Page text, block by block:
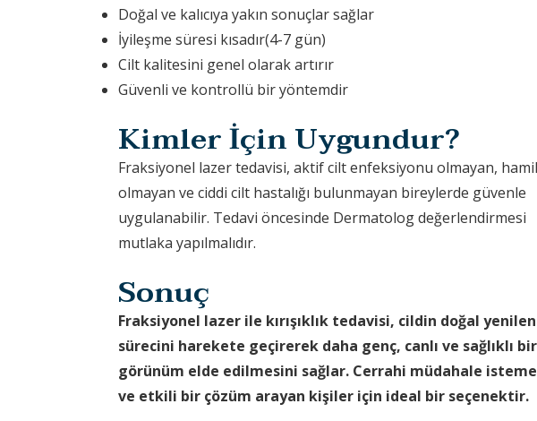
Doğal ve kalıcıya yakın sonuçlar sağlar
İyileşme süresi kısadır(4-7 gün)
Cilt kalitesini genel olarak artırır
Güvenli ve kontrollü bir yöntemdir
Kimler İçin Uygundur?
Fraksiyonel lazer tedavisi, aktif cilt enfeksiyonu olmayan,
olmayan ve ciddi cilt hastalığı bulunmayan bireylerde güvenle
uygulanabilir. Tedavi öncesinde Dermatolog değerlendirmesi
mutlaka yapılmalıdır.
Sonuç
Fraksiyonel lazer ile kırışıklık tedavisi, cildin doğal
sürecini harekete geçirerek daha genç, canlı ve sağlıklı bir
görünüm elde edilmesini sağlar. Cerrahi müdahale
ve etkili bir çözüm arayan kişiler için ideal bir seçenektir.